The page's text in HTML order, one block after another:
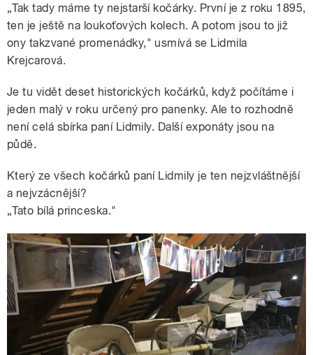
„Tak tady máme ty nejstarší kočárky. První je z roku 1895,
ten je ještě na loukoťových kolech. A potom jsou to již
ony takzvané promenádky," usmívá se Lidmila
Krejcarová.
Je tu vidět deset historických kočárků, když počítáme i
jeden malý v roku určený pro panenky. Ale to rozhodně
není celá sbírka paní Lidmily. Další exponáty jsou na
půdě.
Který ze všech kočárků paní Lidmily je ten nejzvláštnější
a nejvzácnější?
„Tato bílá princeska."